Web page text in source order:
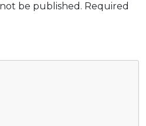
be published. Required